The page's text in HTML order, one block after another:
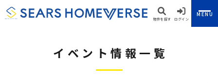
物件を探す ログイン
MENU
イベント情報一覧